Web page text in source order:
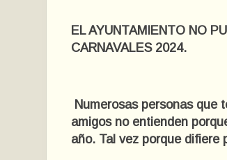
EL AYUNTAMIENTO NO
CARNAVALES 2024.
Numerosas personas que
amigos no entienden
año. Tal vez porque difiere